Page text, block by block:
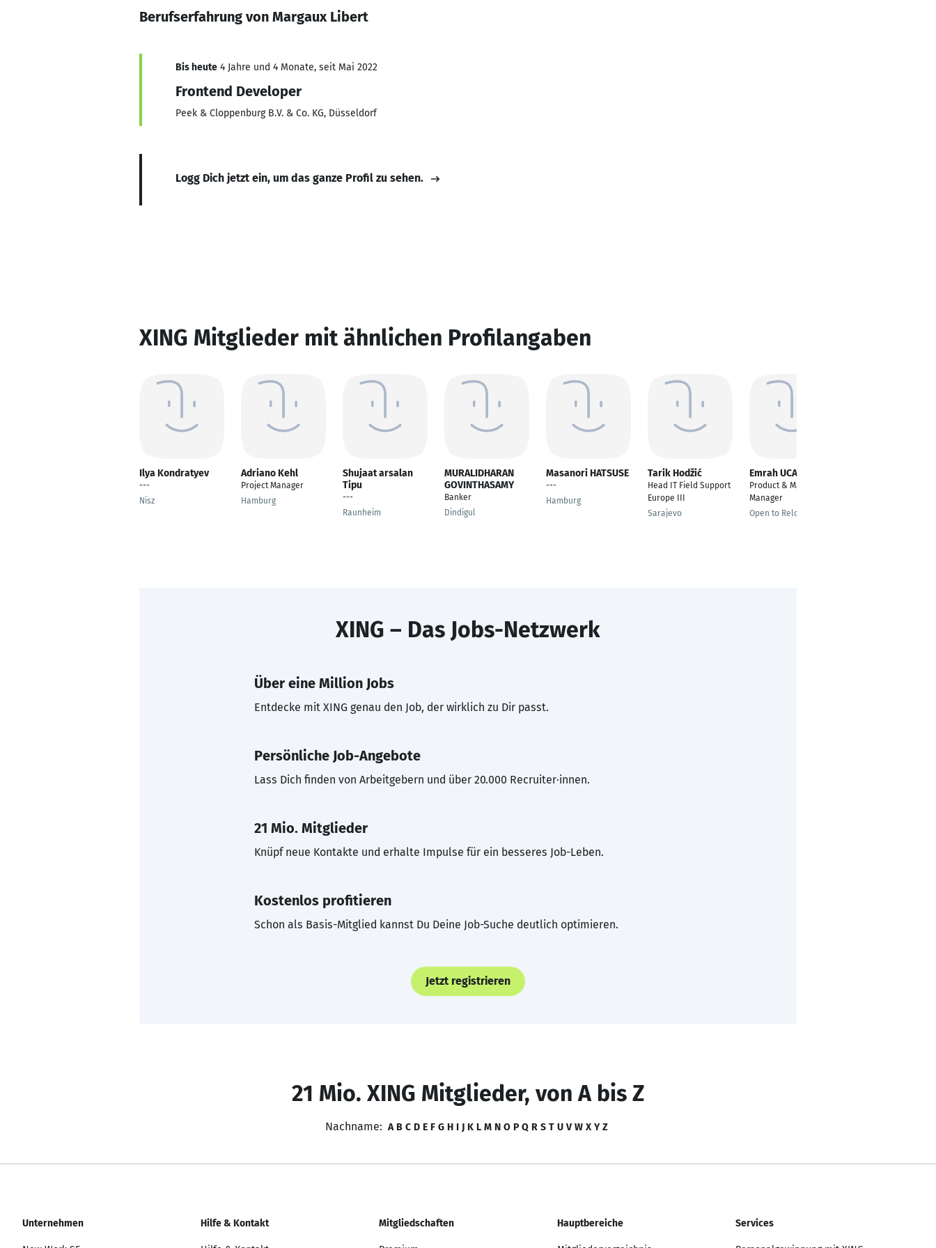
Berufserfahrung von Margaux Libert
Bis heute 4 Jahre und 4 Monate, seit Mai 2022
Frontend Developer
Peek & Cloppenburg B.V. & Co. KG, Düsseldorf
Logg Dich jetzt ein, um das ganze Profil zu sehen.
XING Mitglieder mit ähnlichen Profilangaben
Ilya Kondratyev
---
Nisz
Adriano Kehl
Project Manager
Hamburg
Shujaat arsalan
Tipu
---
Raunheim
MURALIDHARAN
GOVINTHASAMY
Banker
Dindigul
Masanori HATSUSE
---
Hamburg
Tarik Hodžić
Head IT Field Support
Europe III
Sarajevo
Emrah UCAR
Product & Marketing
Manager
Open to Relocating
XING – Das Jobs-Netzwerk
Über eine Million Jobs
Entdecke mit XING genau den Job, der wirklich zu Dir passt.
Persönliche Job-Angebote
Lass Dich finden von Arbeitgebern und über 20.000 Recruiter·innen.
21 Mio. Mitglieder
Knüpf neue Kontakte und erhalte Impulse für ein besseres Job-Leben.
Kostenlos profitieren
Schon als Basis-Mitglied kannst Du Deine Job-Suche deutlich optimieren.
Jetzt registrieren
21 Mio. XING Mitglieder, von A bis Z
Nachname: A B C D E F G H I J K L M N O P Q R S T U V W X Y Z
Unternehmen Hilfe & Kontakt Mitgliedschaften Hauptbereiche Services